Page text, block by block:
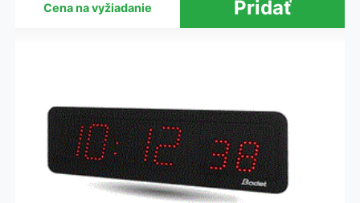
Cena na vyžiadanie